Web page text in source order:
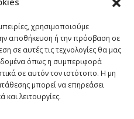
χρησιμοποιούμε
αποθήκευση ή την πρόσβαση σε
σε αυτές τις τεχνολογίες θα μας
όπως η συμπεριφορά
σε αυτόν τον ιστότοπο. Η μη
μπορεί να επηρεάσει
και λειτουργίες.